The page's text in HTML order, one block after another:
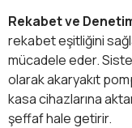
Rekabet ve
rekabet eşitliğini
mücadele eder.
olarak akaryakıt
kasa cihazlarına
şeffaf hale getirir.